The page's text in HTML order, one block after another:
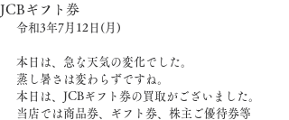
JCBギフト券
令和3年7月12日(月)
本日は、急な天気の変化でした。
蒸し暑さは変わらずですね。
本日は、JCBギフト券の買取がございました。
当店では商品券、ギフト券、株主ご優待券等